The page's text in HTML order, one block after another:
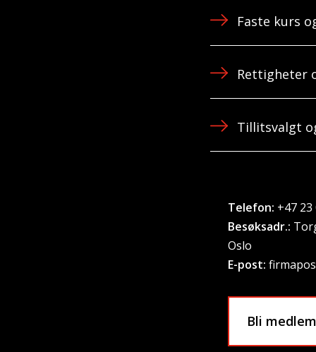
Faste kurs
Rettigheter
Tillitsvalgt
Telefon: +47 23
Besøksadr.:
Oslo
E-post:
Bli